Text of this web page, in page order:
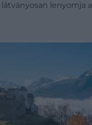
lenyomja a